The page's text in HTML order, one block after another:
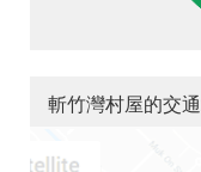
斬竹灣村屋的交